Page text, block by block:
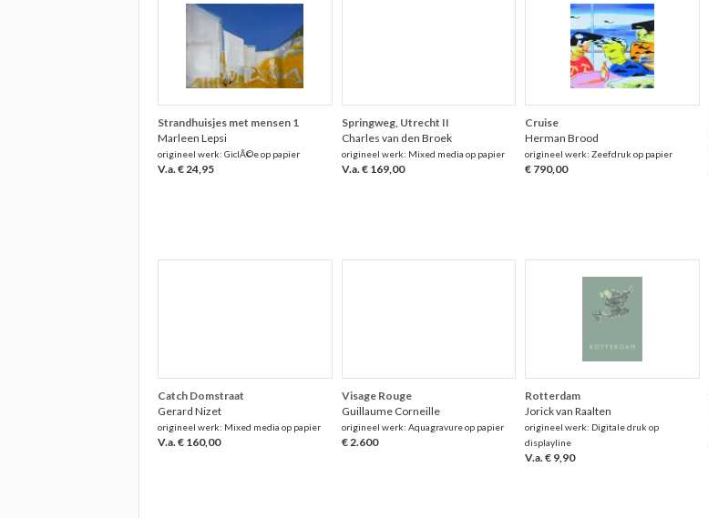
Strandhuisjes met mensen 1
Marleen Lepsi
origineel werk: GiclÃ©e op papier
V.a. € 24,95
Springweg, Utrecht II
Charles van den Broek
origineel werk: Mixed media op papier
V.a. € 169,00
Cruise
Herman Brood
origineel werk: Zeefdruk op papier
€ 790,00
Catch Domstraat
Gerard Nizet
origineel werk: Mixed media op papier
V.a. € 160,00
Visage Rouge
Guillaume Corneille
origineel werk: Aquagravure op papier
€ 2.600
Rotterdam
Jorick van Raalten
origineel werk: Digitale druk op
displayline
V.a. € 9,90